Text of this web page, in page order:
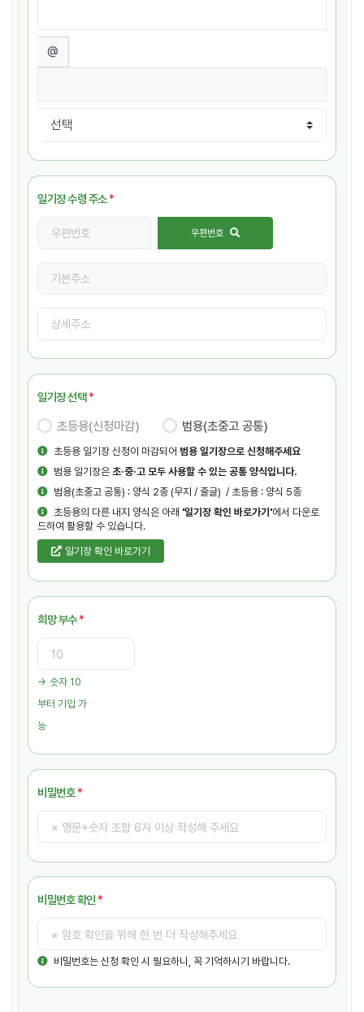
@
일기장 수령 주소*
우편번호
일기장 선택*
초등용(신청마감) 범용(초중고 공통)
초등용 일기장 신청이 마감되어 범용 일기장으로 신청해주세요
범용 일기장은 초·중·고 모두 사용할 수 있는 공통 양식입니다.
범용(초중고 공통) : 양식 2종 (무지 / 줄글) / 초등용 : 양식 5종
초등용의 다른 내지 양식은 아래 '일기장 확인 바로가기'에서 다운로
드하여 활용할 수 있습니다.
일기장 확인 바로가기
희망 부수*
→ 숫자 10
부터 기입 가
능
비밀번호*
비밀번호 확인*
비밀번호는 신청 확인 시 필요하니, 꼭 기억하시기 바랍니다.